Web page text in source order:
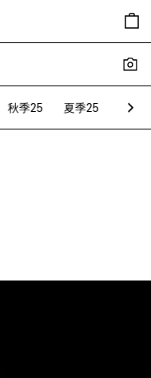
秋季25 夏季25 所有